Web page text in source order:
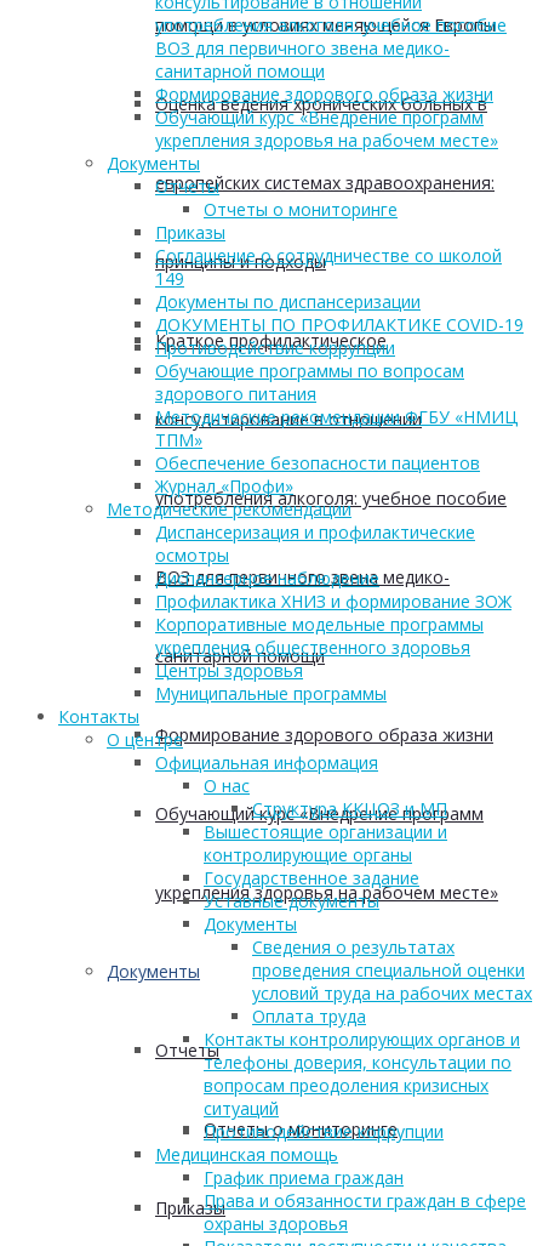
помощи в условиях меняющейся Европы
Оценка ведения хронических больных в
европейских системах здравоохранения:
принципы и подходы
Краткое профилактическое
консультирование в отношении
употребления алкоголя: учебное пособие
ВОЗ для первичного звена медико-
санитарной помощи
Формирование здорового образа жизни
Обучающий курс «Внедрение программ
укрепления здоровья на рабочем месте»
Документы
Отчеты
Отчеты о мониторинге
Приказы
употребления алкоголя: учебное пособие
ВОЗ для первичного звена медико-
санитарной помощи
Формирование здорового образа жизни
Обучающий курс «Внедрение программ
укрепления здоровья на рабочем месте»
Документы
Отчеты
Отчеты о мониторинге
Приказы
Соглашение о сотрудничестве со школой
149
Документы по диспансеризации
ДОКУМЕНТЫ ПО ПРОФИЛАКТИКЕ COVID-19
Противодействие коррупции
Обучающие программы по вопросам
здорового питания
Методические рекомендации ФГБУ «НМИЦ
ТПМ»
Обеспечение безопасности пациентов
Журнал «Профи»
Методические рекомендации
Диспансеризация и профилактические
осмотры
Диспансерное наблюдение
Профилактика ХНИЗ и формирование ЗОЖ
Корпоративные модельные программы
укрепления общественного здоровья
Центры здоровья
Муниципальные программы
Контакты
О центре
Официальная информация
О нас
Структура ККЦОЗ и МП
Вышестоящие организации и
контролирующие органы
Государственное задание
Уставные документы
Документы
Сведения о результатах
проведения специальной оценки
условий труда на рабочих местах
Оплата труда
Контакты контролирующих органов и
телефоны доверия, консультации по
вопросам преодоления кризисных
ситуаций
Противодействие коррупции
Медицинская помощь
График приема граждан
Права и обязанности граждан в сфере
охраны здоровья